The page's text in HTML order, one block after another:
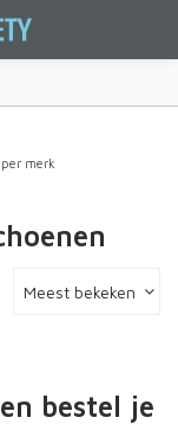
merk
Meest bekeken
bestel je